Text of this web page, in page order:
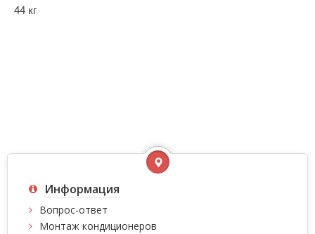
44 кг
Информация
Вопрос-ответ
Монтаж кондиционеров